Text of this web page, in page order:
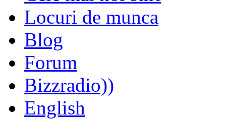
Locuri de munca
Blog
Forum
Bizzradio))
English